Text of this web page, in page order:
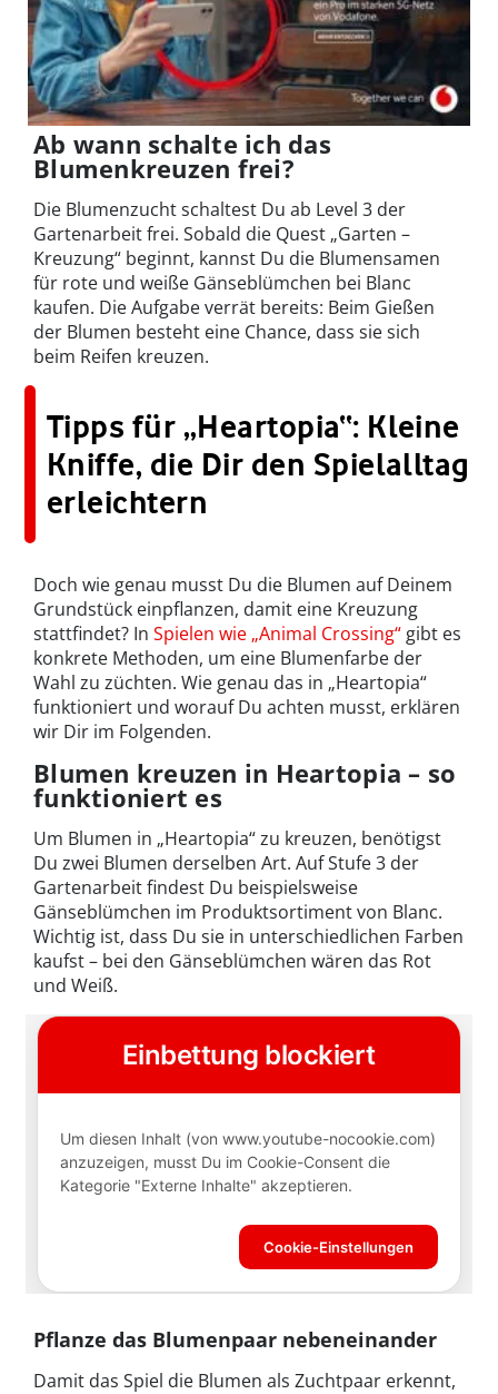
Ab wann schalte ich das
Blumenkreuzen frei?
Die Blumenzucht schaltest Du ab Level 3 der
Gartenarbeit frei. Sobald die Quest „Garten –
Kreuzung“ beginnt, kannst Du die Blumensamen
für rote und weiße Gänseblümchen bei Blanc
kaufen. Die Aufgabe verrät bereits: Beim Gießen
der Blumen besteht eine Chance, dass sie sich
beim Reifen kreuzen.
Tipps für „Heartopia“: Kleine
Kniffe, die Dir den Spielalltag
erleichtern
Doch wie genau musst Du die Blumen auf Deinem
Grundstück einpflanzen, damit eine Kreuzung
stattfindet? In Spielen wie „Animal Crossing“ gibt es
konkrete Methoden, um eine Blumenfarbe der
Wahl zu züchten. Wie genau das in „Heartopia“
funktioniert und worauf Du achten musst, erklären
wir Dir im Folgenden.
Blumen kreuzen in Heartopia – so
funktioniert es
Um Blumen in „Heartopia“ zu kreuzen, benötigst
Du zwei Blumen derselben Art. Auf Stufe 3 der
Gartenarbeit findest Du beispielsweise
Gänseblümchen im Produktsortiment von Blanc.
Wichtig ist, dass Du sie in unterschiedlichen Farben
kaufst – bei den Gänseblümchen wären das Rot
und Weiß.
Pflanze das Blumenpaar nebeneinander
Damit das Spiel die Blumen als Zuchtpaar erkennt,